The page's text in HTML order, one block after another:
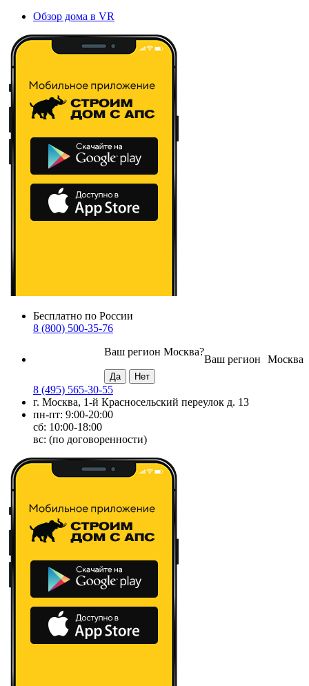
Обзор дома в VR
Бесплатно по России
8 (800) 500-35-76
Москва
Ваш регион
Ваш регион Москва?
8 (495) 565-30-55
г. Москва, 1-й Красносельский переулок д. 13
пн-пт: 9:00-20:00
сб: 10:00-18:00
вс: (по договоренности)